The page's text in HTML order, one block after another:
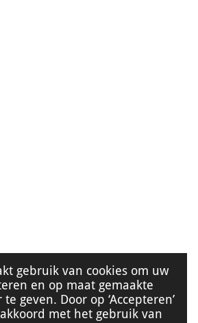
gebruik van cookies om uw
en op maat gemaakte
geven. Door op ‘Accepteren’
met het gebruik van